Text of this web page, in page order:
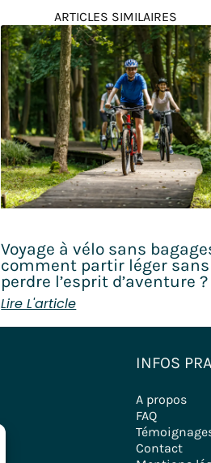
ARTICLES SIMILAIRES
Voyage à vélo sans
comment partir léger sans
perdre l’esprit d’aventure ?
Lire L'article
INFOS
A propos
FAQ
Contact